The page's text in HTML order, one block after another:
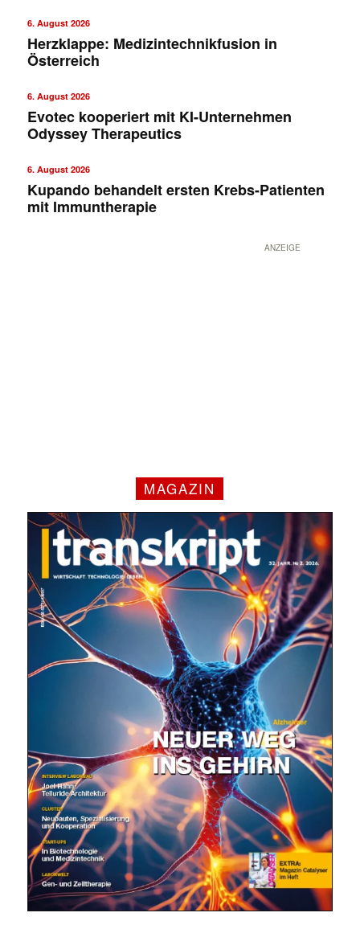
6. August 2026
Herzklappe: Medizintechnikfusion in
Österreich
6. August 2026
Evotec kooperiert mit KI-Unternehmen
Odyssey Therapeutics
6. August 2026
Kupando behandelt ersten Krebs-Patienten
mit Immuntherapie
ANZEIGE
MAGAZIN